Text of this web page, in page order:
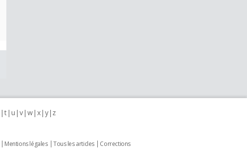
t u v w x y z
Mentions légales Tous les articles
Corrections